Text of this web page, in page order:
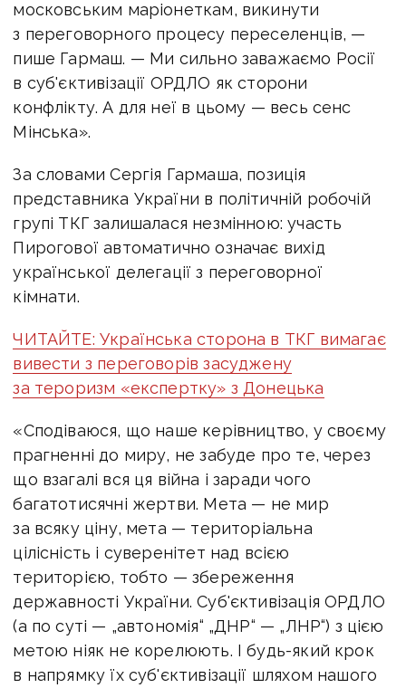
московським маріонеткам, викинути
з переговорного процесу переселенців, —
пише Гармаш. — Ми сильно заважаємо Росії
в суб'єктивізації ОРДЛО як сторони
конфлікту. А для неї в цьому — весь сенс
Мінська».
За словами Сергія Гармаша, позиція
представника України в політичній робочій
групі ТКГ залишалася незмінною: участь
Пирогової автоматично означає вихід
української делегації з переговорної
кімнати.
ЧИТАЙТЕ: Українська сторона в ТКГ вимагає
вивести з переговорів засуджену
за тероризм «експертку» з Донецька
«Сподіваюся, що наше керівництво, у своєму
прагненні до миру, не забуде про те, через
що взагалі вся ця війна і заради чого
багатотисячні жертви. Мета — не мир
за всяку ціну, мета — територіальна
цілісність і суверенітет над всією
територією, тобто — збереження
державності України. Суб'єктивізація ОРДЛО
(а по суті — „автономія“ „ДНР“ — „ЛНР“) з цією
метою ніяк не корелюють. І будь-який крок
в напрямку їх суб'єктивізації шляхом нашого